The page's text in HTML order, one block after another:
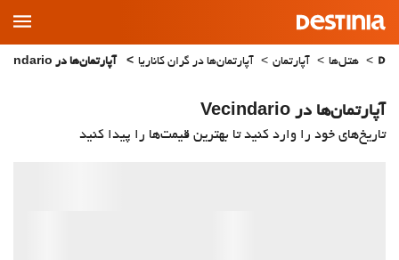
Main
Menu
هتل‌ها آپارتمان آپارتمان‌ها در گران کاناریا آپارتمان‌ها در Vecindario
آپارتمان‌ها در Vecindario
تاریخ‌های خود را وارد کنید تا بهترین قیمت‌ها را پیدا کنید